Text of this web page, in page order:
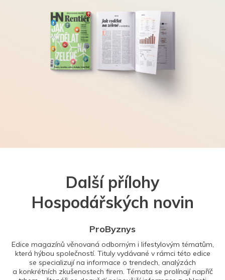
Další přílohy
Hospodářských novin
ProByznys
Edice magazínů věnovaná odborným i lifestylovým tématům,
která hýbou společností. Tituly vydávané v rámci této edice
se specializují na informace o trendech, analýzách
a konkrétních zkušenostech firem. Témata se prolínají napříč